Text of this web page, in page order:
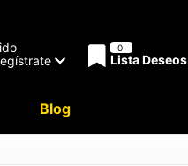
0
Lista Deseos
Blog